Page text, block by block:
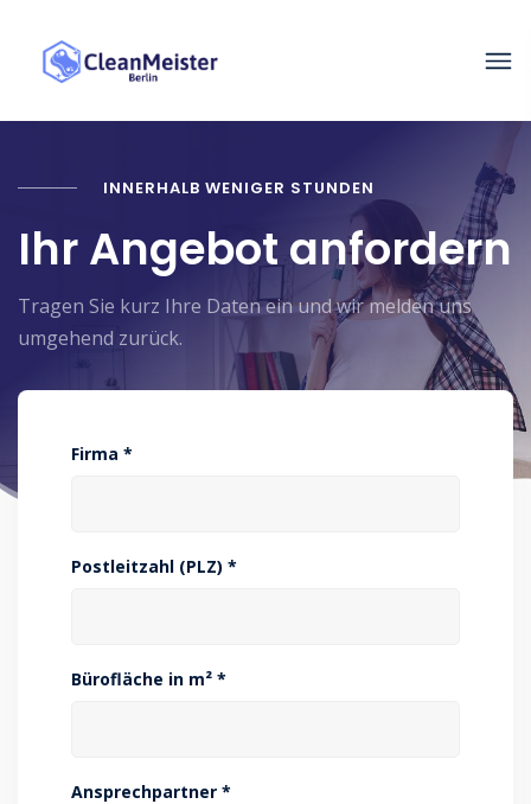
INNERHALB WENIGER STUNDEN
Ihr Angebot anfordern
Tragen Sie kurz Ihre Daten ein und wir melden uns
umgehend zurück.
Firma *
Postleitzahl (PLZ) *
Bürofläche in m² *
Ansprechpartner *